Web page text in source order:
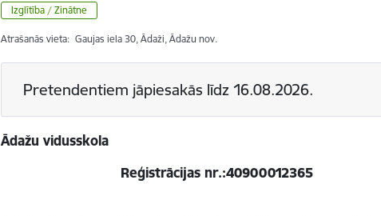
Izglītība / Zinātne
Atrašanās vieta: Gaujas iela 30, Ādaži, Ādažu nov.
Pretendentiem jāpiesakās līdz 16.08.2026.
Ādažu vidusskola​
Reģistrācijas nr.:40900012365